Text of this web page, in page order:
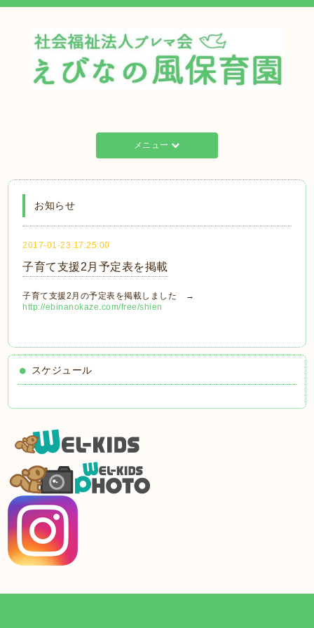
メニュー
お知らせ
2017-01-23 17:25:00
子育て支援2月予定表を掲載
子育て支援2月の予定表を掲載しました →
http://ebinanokaze.com/free/shien
スケジュール